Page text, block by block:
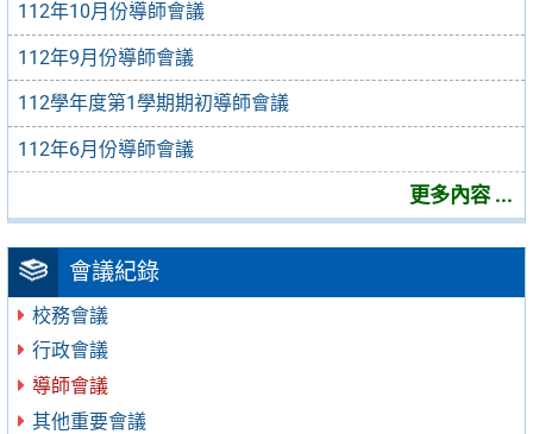
112年10月份導師會議
112年9月份導師會議
112學年度第1學期期初導師會議
112年6月份導師會議
更多內容 ...
會議紀錄
校務會議
行政會議
導師會議
其他重要會議